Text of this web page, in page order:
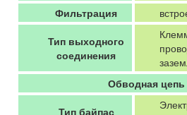
Фильтрация
Тип выходного
соединения
Обводная цепь
Тип байпас